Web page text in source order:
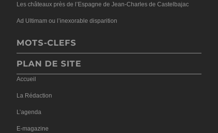
Les châteaux près de l’Espagne de Jean-Charles de Castelbajac
Ad Ultimam ou l’inexorable disparition
MOTS-CLEFS
PLAN DE SITE
Accueil
La Rédaction
L’agenda
E-magazine